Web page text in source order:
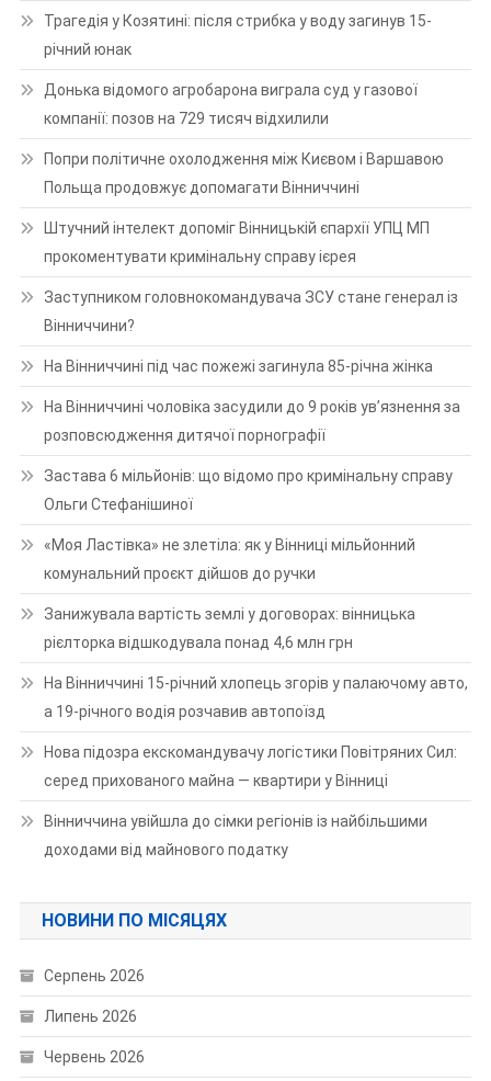
Трагедія у Козятині: після стрибка у воду загинув 15-
річний юнак
Донька відомого агробарона виграла суд у газової
компанії: позов на 729 тисяч відхилили
Попри політичне охолодження між Києвом і Варшавою
Польща продовжує допомагати Вінниччині
Штучний інтелект допоміг Вінницькій єпархії УПЦ МП
прокоментувати кримінальну справу ієрея
Заступником головнокомандувача ЗСУ стане генерал із
Вінниччини?
На Вінниччині під час пожежі загинула 85-річна жінка
На Вінниччині чоловіка засудили до 9 років ув’язнення за
розповсюдження дитячої порнографії
Застава 6 мільйонів: що відомо про кримінальну справу
Ольги Стефанішиної
«Моя Ластівка» не злетіла: як у Вінниці мільйонний
комунальний проєкт дійшов до ручки
Занижувала вартість землі у договорах: вінницька
рієлторка відшкодувала понад 4,6 млн грн
На Вінниччині 15-річний хлопець згорів у палаючому авто,
а 19-річного водія розчавив автопоїзд
Нова підозра екскомандувачу логістики Повітряних Сил:
серед прихованого майна — квартири у Вінниці
Вінниччина увійшла до сімки регіонів із найбільшими
доходами від майнового податку
НОВИНИ ПО МІСЯЦЯХ
Серпень 2026
Липень 2026
Червень 2026